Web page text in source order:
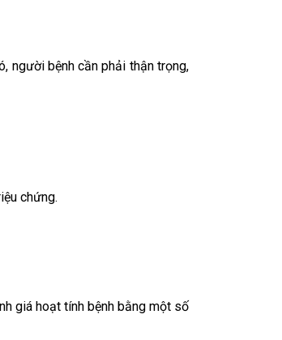
người bệnh cần phải thận trọng,
chứng.
giá hoạt tính bệnh bằng một số